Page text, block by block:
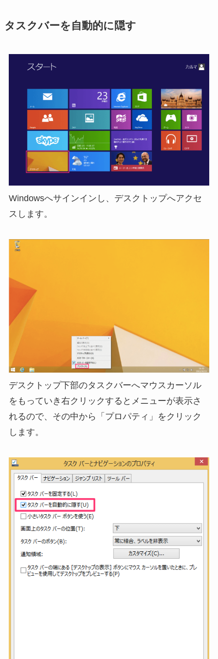
タスクバーを自動的に隠す
Windowsへサインインし、デスクトップへアクセ
スします。
デスクトップ下部のタスクバーへマウスカーソル
をもっていき右クリックするとメニューが表示さ
れるので、その中から「プロパティ」をクリック
します。